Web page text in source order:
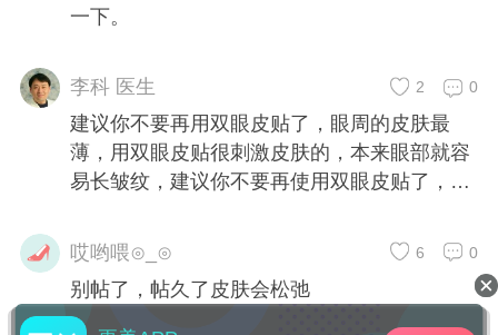
一下。
李科 医生 0
2
建议你不要再用双眼皮贴了，眼周的皮肤最
薄，用双眼皮贴很刺激皮肤的，本来眼部就容
易长皱纹，建议你不要再使用双眼皮贴了，可
建议你亲自到医院来面诊咨询。
哎哟喂⊙_⊙ 0
6
别帖了，帖久了皮肤会松弛